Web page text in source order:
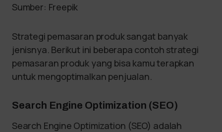
Sumber: Freepik
Strategi pemasaran produk sangat banyak
jenisnya. Berikut ini beberapa contoh strategi
pemasaran produk yang bisa kamu terapkan
untuk mengoptimalkan penjualan.
Search Engine Optimization (SEO)
Search Engine Optimization (SEO) adalah